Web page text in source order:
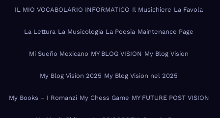
IL MIO VOCABOLARIO INFORMATICO Il Musichiere La Favola
La Lettura La Musicologia La Poesia Maintenance Page
Mi Sueño Mexicano MY BLOG VISION My Blog Vision
My Blog Vision 2025 My Blog Vision nel 2025
My Books – I Romanzi My Chess Game MY FUTURE POST VISION